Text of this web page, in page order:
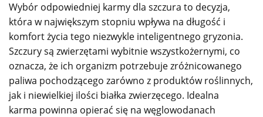
Wybór odpowiedniej karmy dla szczura to decyzja,
która w największym stopniu wpływa na długość i
komfort życia tego niezwykle inteligentnego gryzonia.
Szczury są zwierzętami wybitnie wszystkożernymi, co
oznacza, że ich organizm potrzebuje zróżnicowanego
paliwa pochodzącego zarówno z produktów roślinnych,
jak i niewielkiej ilości białka zwierzęcego. Idealna
karma powinna opierać się na węglowodanach